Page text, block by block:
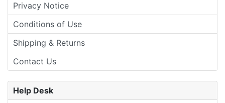
Privacy Notice
Conditions of Use
Shipping & Returns
Contact Us
Help Desk